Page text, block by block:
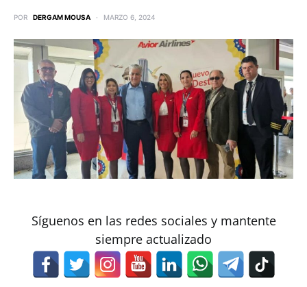
POR DERGAM MOUSA MARZO 6, 2024
Síguenos en las redes sociales y mantente
siempre actualizado